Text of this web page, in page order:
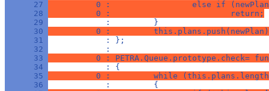
      27
0 :                 else if
      28
          0 :                         return;
      29
            :         }
      30
0 :
      31
            : };
      32
            :
      33
0 : PETRA.Queue.prototype.check=
      34
            : {
      35
0 :         while
      36
            :         {